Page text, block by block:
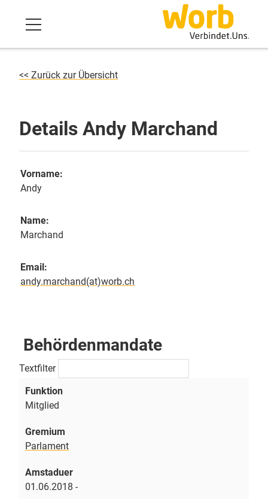
<< Zurück zur Übersicht
Details Andy Marchand
Vorname:
Andy
Name:
Marchand
Email:
andy.marchand(at)worb.ch
Behördenmandate
Textfilter
Mitglied
Parlament
01.06.2018 -